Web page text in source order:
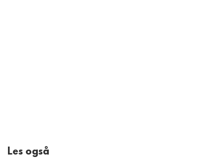
Les også